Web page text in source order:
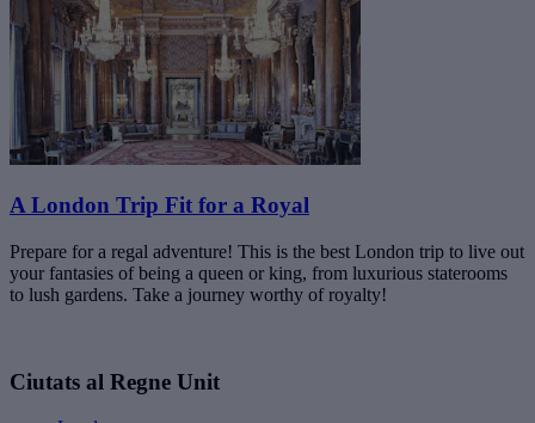
A London Trip Fit for a Royal
Prepare for a regal adventure! This is the best London trip to live out
your fantasies of being a queen or king, from luxurious staterooms
to lush gardens. Take a journey worthy of royalty!
Ciutats al Regne Unit